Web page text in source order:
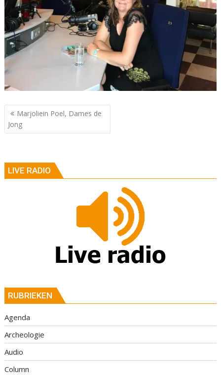
Berichtnavigatie
Marjoliein Poel, Dames de
Jong
LIVE RADIO
RUBRIEKEN
Agenda
Archeologie
Audio
Column